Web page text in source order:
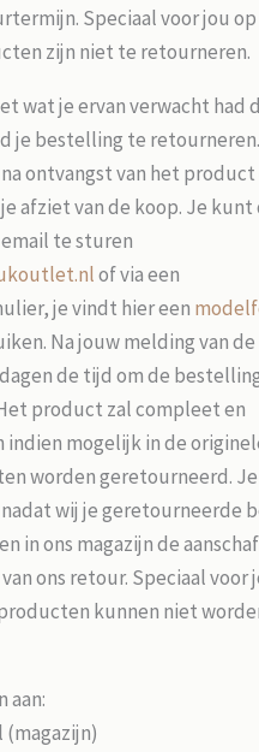
Speciaal voor jou
zijn niet te retourneren.
wat je ervan verwacht had
je bestelling te
ontvangst van het product
afziet van de koop. Je
te sturen
of via een
je vindt hier een
Na jouw melding van
de tijd om de
product zal compleet en
indien mogelijk in de
worden geretourneerd.
nadat wij je geretourneerde
in ons magazijn de
ons retour. Speciaal voor
kunnen niet
aan: